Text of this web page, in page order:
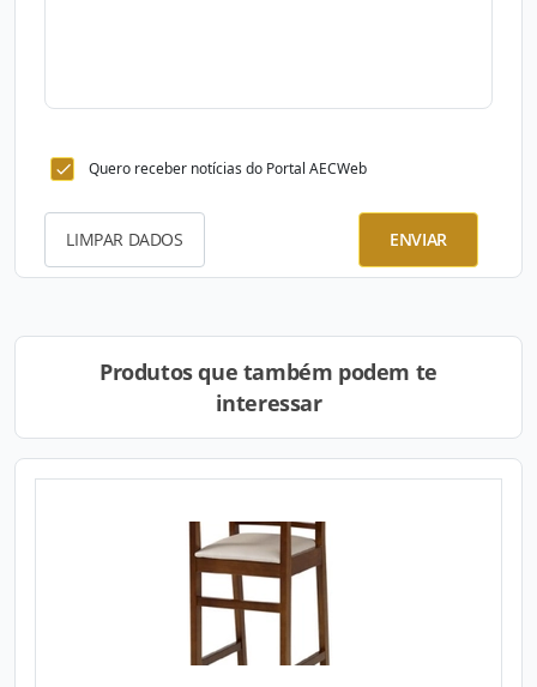
Quero receber notícias do Portal AECWeb
LIMPAR DADOS ENVIAR
Produtos que também podem te
interessar